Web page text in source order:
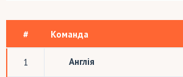
# Команда
1 Англія